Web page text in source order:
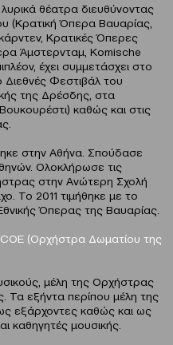
θέατρα διευθύνοντας
(Κρατική Όπερα Βαυαρίας,
Κρατικές Όπερες
Άμστερνταμ, Komische
έχει συμμετάσχει στο
Φεστιβάλ του
της Δρέσδης, στα
καθώς και στις
στην Αθήνα. Σπούδασε
Ολοκλήρωσε τις
στην Ανώτερη Σχολή
Το 2011 τιμήθηκε με το
Όπερας της Βαυαρίας.
COE (Ορχήστρα Δωματίου της
μέλη της Ορχήστρας
Τα εξήντα περίπου μέλη της
εξάρχοντες καθώς και ως
καθηγητές μουσικής.